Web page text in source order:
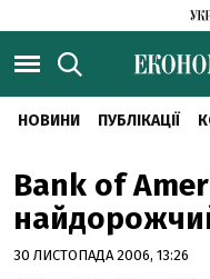
НОВИНИ ПУБЛІКАЦІЇ
Bank of
30 ЛИСТОПАДА 2006, 13:26